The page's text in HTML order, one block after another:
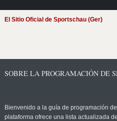
El Sitio Oficial de Sportschau (Ger)
SOBRE LA PROGRAMACIÓN DE
Bienvenido a la guía de programación de
plataforma ofrece una lista actualizada